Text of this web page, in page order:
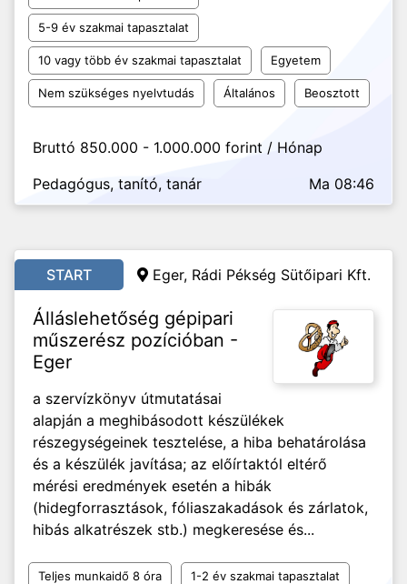
5-9 év szakmai tapasztalat
10 vagy több év szakmai tapasztalat Egyetem
Nem szükséges nyelvtudás Általános Beosztott
Bruttó 850.000 - 1.000.000 forint / Hónap
Pedagógus, tanító, tanár
Ma 08:46
START Eger, Rádi Pékség Sütőipari Kft.
Álláslehetőség gépipari
műszerész pozícióban -
Eger
a szervízkönyv útmutatásai
alapján a meghibásodott készülékek
részegységeinek tesztelése, a hiba behatárolása
és a készülék javítása; az előírtaktól eltérő
mérési eredmények esetén a hibák
(hidegforrasztások, fóliaszakadások és zárlatok,
hibás alkatrészek stb.) megkeresése és...
Teljes munkaidő 8 óra 1-2 év szakmai tapasztalat